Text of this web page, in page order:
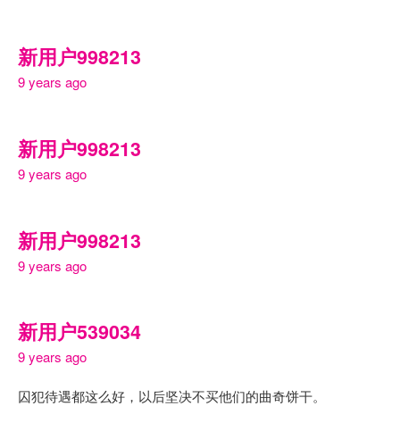
新用户998213
9 years ago
新用户998213
9 years ago
新用户998213
9 years ago
新用户539034
9 years ago
囚犯待遇都这么好，以后坚决不买他们的曲奇饼干。